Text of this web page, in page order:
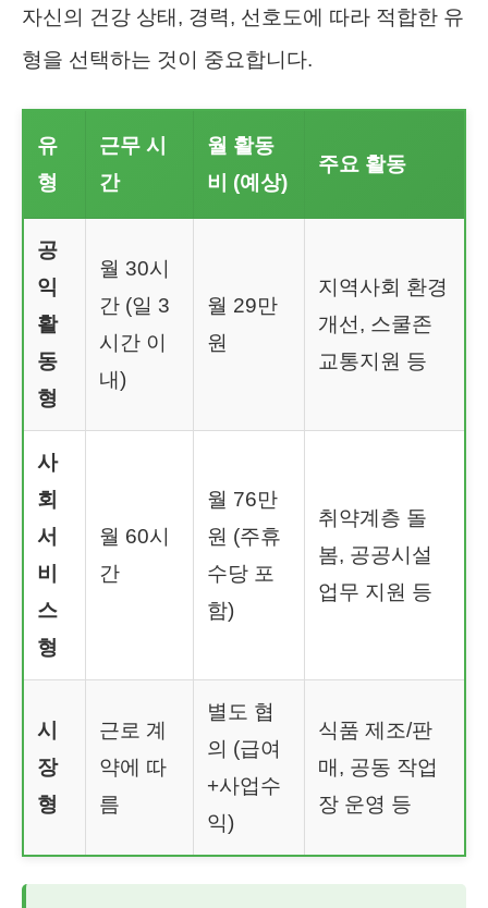
자신의 건강 상태, 경력, 선호도에 따라 적합한 유
형을 선택하는 것이 중요합니다.
유
형
근무 시
간
월 활동
비 (예상)
주요 활동
공
익
활
동
형
월 30시
간 (일 3
시간 이
내)
월 29만
원
지역사회 환경
개선, 스쿨존
교통지원 등
사
회
서
비
스
형
월 60시
간
월 76만
원 (주휴
수당 포
함)
취약계층 돌
봄, 공공시설
업무 지원 등
시
장
형
근로 계
약에 따
름
별도 협
의 (급여
+사업수
익)
식품 제조/판
매, 공동 작업
장 운영 등